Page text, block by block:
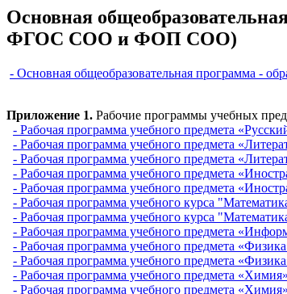
Основная
ФГОС СОО и ФОП СОО)
- Основная общеобразовательная программа -
Приложение 1. Рабочие программы учебных
- Рабочая программа учебного предмета
- Рабочая программа учебного предмета
- Рабочая программа учебного предмета
- Рабочая программа учебного предмета
- Рабочая программа учебного предмета
- Рабочая программа учебного курса
- Рабочая программа учебного курса
- Рабочая программа учебного предмета
- Рабочая программа учебного предмета
- Рабочая программа учебного предмета
- Рабочая программа учебного предмета
- Рабочая программа учебного предмета